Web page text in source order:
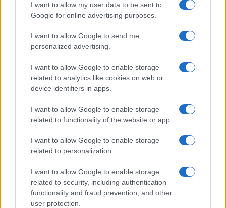
I want to allow my user data to be sent to
Google for online advertising purposes.
I want to allow Google to send me
personalized advertising.
I want to allow Google to enable storage
related to analytics like cookies on web or
device identifiers in apps.
I want to allow Google to enable storage
related to functionality of the website or app.
I want to allow Google to enable storage
related to personalization.
I want to allow Google to enable storage
related to security, including authentication
functionality and fraud prevention, and other
user protection.
Facturación
Carla Vidal · 6 Ago 2026
Transformación de Dulles: United Airlines lidera el
crecimiento del aeropuerto
Diego Herrera · 5 Ago 2026